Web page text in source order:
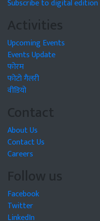
Subscribe to digital edition
Activities
Upcoming Events
Events Update
फोरम
फोटो गैलरी
वीडियो
Contact
About Us
Contact Us
Careers
Follow us
Facebook
Twitter
LinkedIn